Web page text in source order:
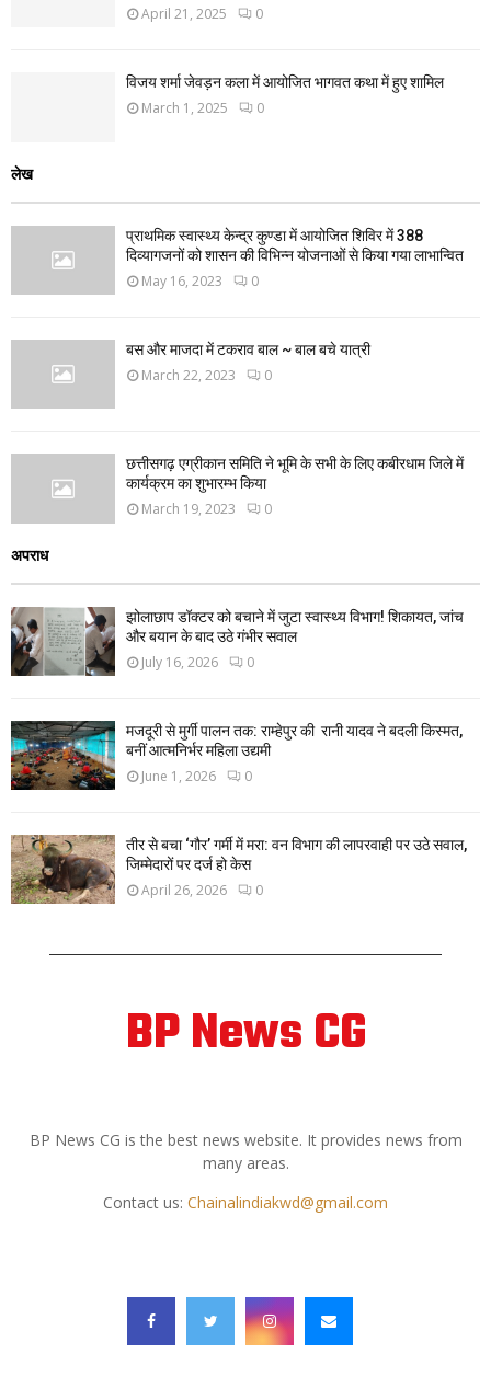
April 21, 2025 0
विजय शर्मा जेवड़न कला में आयोजित भागवत कथा में हुए शामिल
March 1, 2025 0
लेख
प्राथमिक स्वास्थ्य केन्द्र कुण्डा में आयोजित शिविर में 388
दिव्यागजनों को शासन की विभिन्न योजनाओं से किया गया लाभान्वित
May 16, 2023 0
बस और माजदा में टकराव बाल ~ बाल बचे यात्री
March 22, 2023 0
छत्तीसगढ़ एग्रीकान समिति ने भूमि के सभी के लिए कबीरधाम जिले में
कार्यक्रम का शुभारम्भ किया
March 19, 2023 0
अपराध
झोलाछाप डॉक्टर को बचाने में जुटा स्वास्थ्य विभाग! शिकायत, जांच
और बयान के बाद उठे गंभीर सवाल
July 16, 2026 0
मजदूरी से मुर्गी पालन तक: राम्हेपुर की रानी यादव ने बदली किस्मत,
बनीं आत्मनिर्भर महिला उद्यमी
June 1, 2026 0
तीर से बचा ‘गौर’ गर्मी में मरा: वन विभाग की लापरवाही पर उठे सवाल,
जिम्मेदारों पर दर्ज हो केस
April 26, 2026 0
BP News CG
BP News CG is the best news website. It provides news from
many areas.
Contact us: Chainalindiakwd@gmail.com